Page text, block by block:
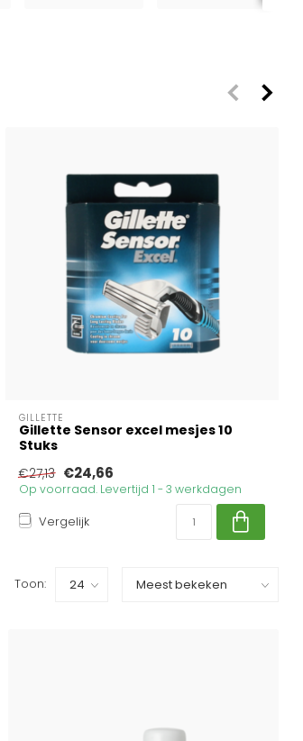
GILLETTE
Gillette Sensor excel mesjes 10
Stuks
€27,13 €24,66
Op voorraad. Levertijd 1 - 3 werkdagen
Vergelijk
Toon: